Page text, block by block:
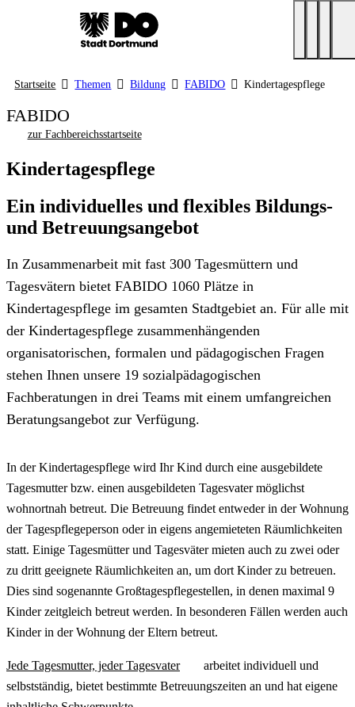
Startseite Themen Bildung FABIDO Kindertagespflege
FABIDO
zur Fachbereichsstartseite
Kindertagespflege
Ein individuelles und flexibles Bildungs-
und Betreuungsangebot
In Zusammenarbeit mit fast 300 Tagesmüttern und
Tagesvätern bietet FABIDO 1060 Plätze in
Kindertagespflege im gesamten Stadtgebiet an. Für alle mit
der Kindertagespflege zusammenhängenden
organisatorischen, formalen und pädagogischen Fragen
stehen Ihnen unsere 19 sozialpädagogischen
Fachberatungen in drei Teams mit einem umfangreichen
Beratungsangebot zur Verfügung.
In der Kindertagespflege wird Ihr Kind durch eine ausgebildete
Tagesmutter bzw. einen ausgebildeten Tagesvater möglichst
wohnortnah betreut. Die Betreuung findet entweder in der Wohnung
der Tagespflegeperson oder in eigens angemieteten Räumlichkeiten
statt. Einige Tagesmütter und Tagesväter mieten auch zu zwei oder
zu dritt geeignete Räumlichkeiten an, um dort Kinder zu betreuen.
Dies sind sogenannte Großtagespflegestellen, in denen maximal 9
Kinder zeitgleich betreut werden. In besonderen Fällen werden auch
Kinder in der Wohnung der Eltern betreut.
Jede Tagesmutter, jeder Tagesvater
arbeitet individuell und
selbstständig, bietet bestimmte Betreuungszeiten an und hat eigene